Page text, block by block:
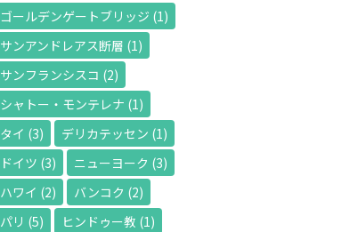
ゴールデンゲートブリッジ (1)
サンアンドレアス断層 (1)
サンフランシスコ (2)
シャトー・モンテレナ (1)
タイ (3) デリカテッセン (1)
ドイツ (3) ニューヨーク (3)
ハワイ (2) バンコク (2)
パリ (5) ヒンドゥー教 (1)